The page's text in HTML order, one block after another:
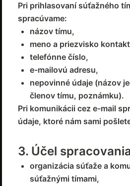
Pri prihlasovaní súťažného
spracúvame:
názov tímu,
meno a priezvisko
telefónne číslo,
e-mailovú adresu,
nepovinné údaje (názov
členov tímu, poznámku).
Pri komunikácii cez e-mail
údaje, ktoré nám sami
3. Účel
organizácia súťaže a
súťažnými tímami,